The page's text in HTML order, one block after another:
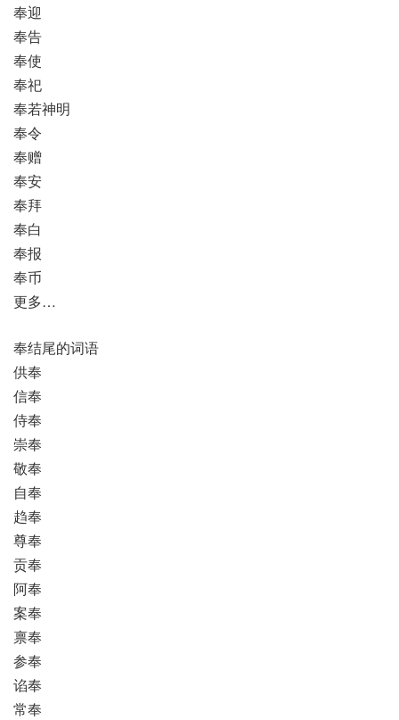
奉迎
奉告
奉使
奉祀
奉若神明
奉令
奉赠
奉安
奉拜
奉白
奉报
奉币
更多…
奉结尾的词语
供奉
信奉
侍奉
崇奉
敬奉
自奉
趋奉
尊奉
贡奉
阿奉
案奉
禀奉
参奉
谄奉
常奉